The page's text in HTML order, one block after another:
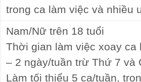
trong ca làm việc và nhiều
Nam/Nữ trên 18 tuổi
Thời gian làm việc xoay ca
– 2 ngày/tuần trừ Thứ 7 và
Làm tối thiểu 5 ca/tuần,